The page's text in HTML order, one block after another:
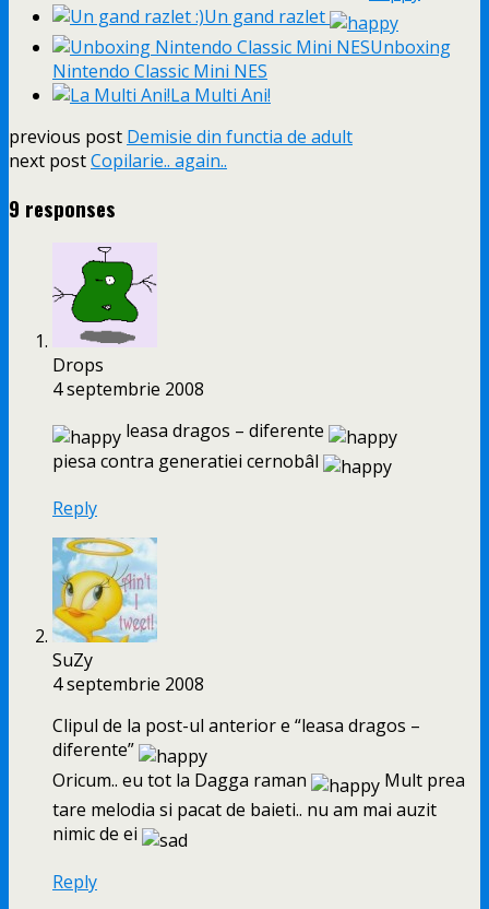
Un gand razlet
Unboxing
Nintendo Classic Mini NES
La Multi Ani!
previous post Demisie din functia de adult
next postCopilarie.. again..
9 responses
Drops
4 septembrie 2008
leasa dragos – diferente
piesa contra generatiei cernobâl
Reply
SuZy
4 septembrie 2008
Clipul de la post-ul anterior e “leasa dragos –
diferente”
Oricum.. eu tot la Dagga raman
Mult prea
tare melodia si pacat de baieti.. nu am mai auzit
nimic de ei
Reply